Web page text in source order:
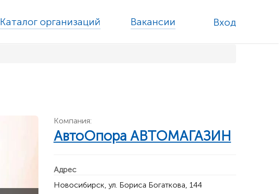
Каталог организаций Вакансии Вход
Компания:
АвтоОпора АВТОМАГАЗИН
Адрес
Новосибирск, ул. Бориса Богаткова, 144